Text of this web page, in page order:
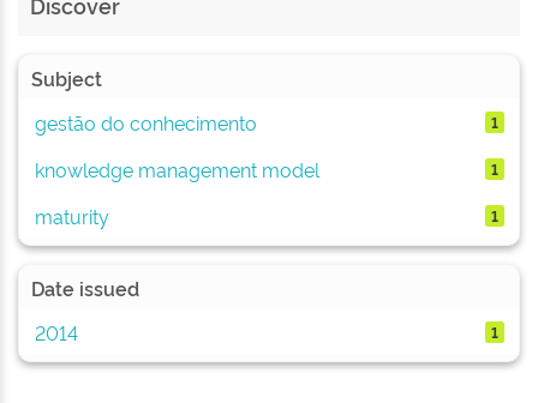
Subject
gestão do conhecimento
1
knowledge management model 1
maturity 1
Date issued
2014
1